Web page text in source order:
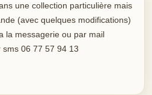
une collection particulière mais
(avec quelques modifications)
la messagerie ou par mail
06 77 57 94 13